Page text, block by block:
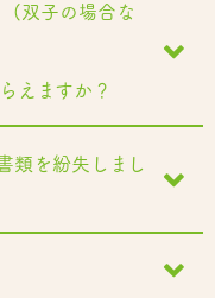
(双子の場合な
えますか？
類を紛失しまし